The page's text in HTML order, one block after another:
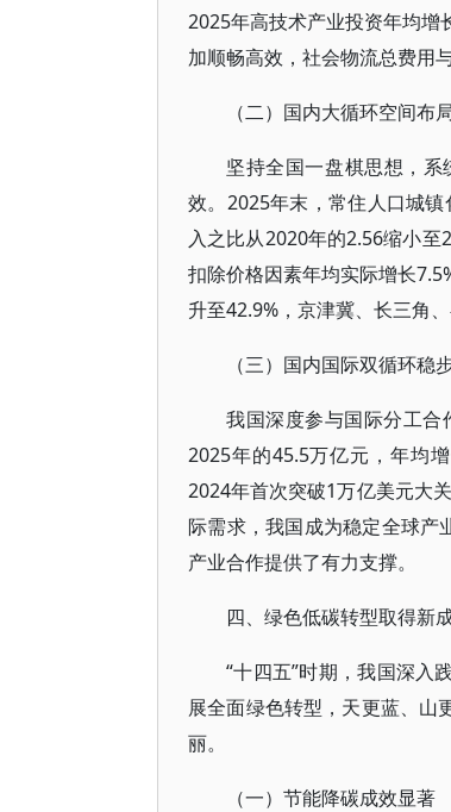
2025年高技术产业投资年均增
加顺畅高效，社会物流总费用
（二）国内大循环空间布
坚持全国一盘棋思想，
效。2025年末，常住人口城
入之比从2020年的2.56缩小至
扣除价格因素年均实际增长
升至42.9%，京津冀、长三角
（三）国内国际双循环稳
我国深度参与国际分工
2025年的45.5万亿元，年均
2024年首次突破1万亿美元大
际需求，我国成为稳定全球产
产业合作提供了有力支撑。
四、绿色低碳转型取得新
“十四五”时期，我国深入
展全面绿色转型，天更蓝、山
丽。
（一）节能降碳成效显著